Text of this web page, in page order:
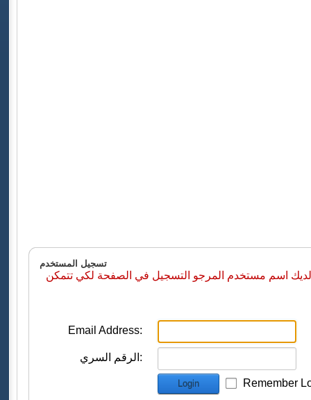
تسجيل المستخدم
اسم مستخدم المرجو التسجيل في الصفحة لكي تتمكن
Email Address:
الرقم السري:
Login Remember